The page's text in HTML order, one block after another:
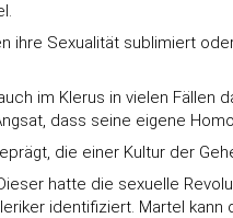
Sexualität sublimiert
im Klerus in vielen
dass seine eigene
die einer Kultur der
hatte die sexuelle
identifiziert. Martel